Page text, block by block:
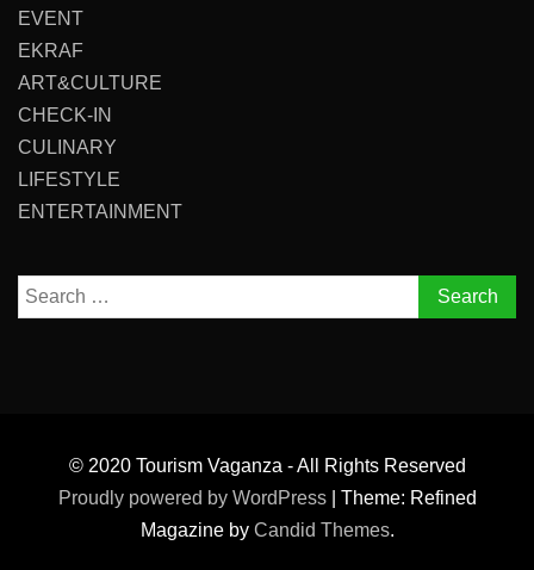
EVENT
EKRAF
ART&CULTURE
CHECK-IN
CULINARY
LIFESTYLE
ENTERTAINMENT
Search
for:
© 2020 Tourism Vaganza - All Rights Reserved
Proudly powered by WordPress
Theme: Refined
Magazine by Candid Themes.